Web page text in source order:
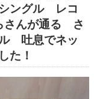
ングル レコ
んが通る さ
吐息でネッ
た！